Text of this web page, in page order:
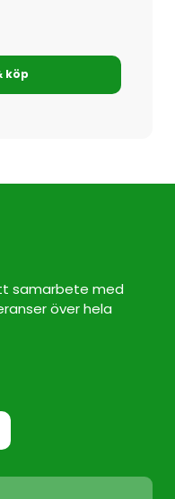
köp
samarbete med
över hela